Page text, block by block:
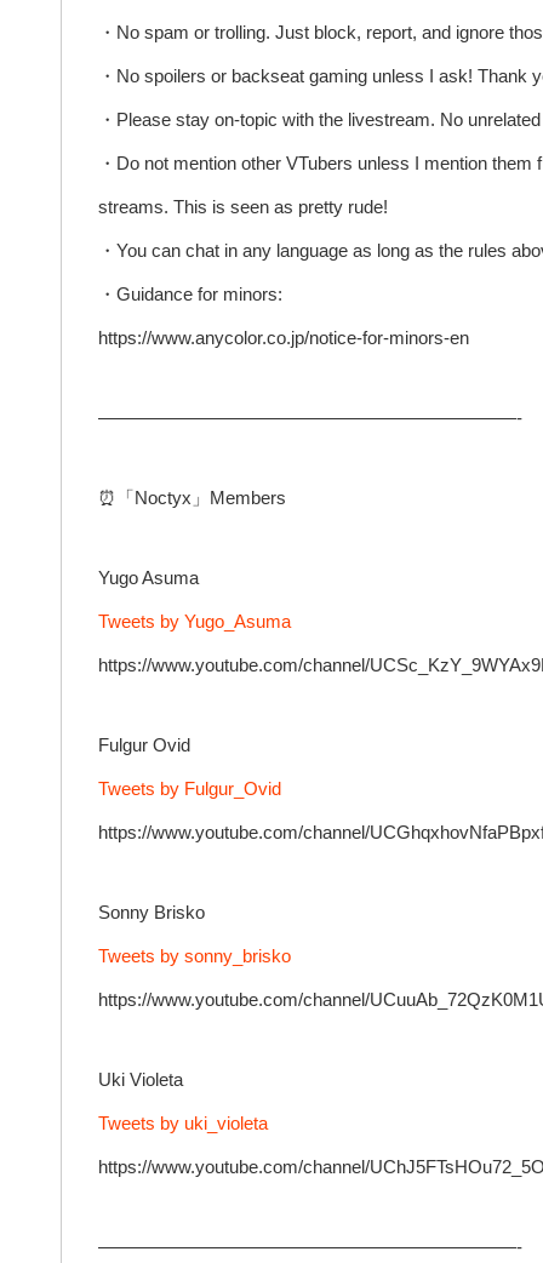
・No spam or trolling. Just block, report, and ignore
・No spoilers or backseat gaming unless I ask! Thank
・Please stay on-topic with the livestream. No
・Do not mention other VTubers unless I mention
streams. This is seen as pretty rude!
・You can chat in any language as long as the rules
・Guidance for minors:
https://www.anycolor.co.jp/notice-for-minors-en
———————————————————————-
⏰「Noctyx」Members
Yugo Asuma
Tweets by Yugo_Asuma
https://www.youtube.com/channel/
Fulgur Ovid
Tweets by Fulgur_Ovid
https://www.youtube.com/channel/
Sonny Brisko
Tweets by sonny_brisko
https://www.youtube.com/channel/
Uki Violeta
Tweets by uki_violeta
https://www.youtube.com/channel/
———————————————————————-